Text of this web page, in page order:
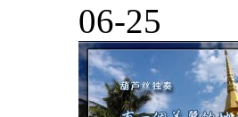
06-25